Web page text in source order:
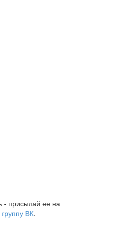
присылай ее на
группу ВК.